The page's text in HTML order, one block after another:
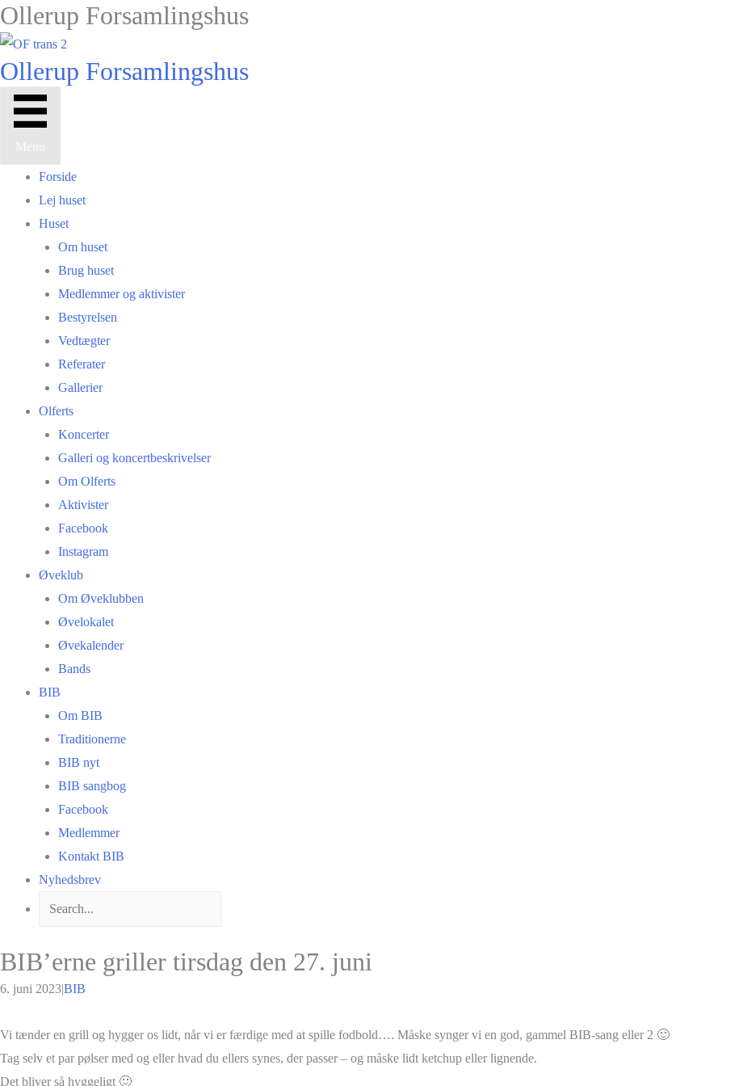
Gå
til
Ollerup Forsamlingshus
Ollerup Forsamlingshus
Menu
Forside
Lej huset
Huset
Om huset
Brug huset
Medlemmer og aktivister
Bestyrelsen
Vedtægter
Referater
Gallerier
Olferts
Koncerter
Galleri og koncertbeskrivelser
Om Olferts
Aktivister
Facebook
Instagram
Øveklub
Om Øveklubben
Øvelokalet
Øvekalender
Bands
BIB
Om BIB
Traditionerne
BIB nyt
BIB sangbog
Facebook
Medlemmer
Kontakt BIB
Nyhedsbrev
BIB’erne griller tirsdag den 27. juni
6. juni 2023|BIB
Vi tænder en grill og hygger os lidt, når vi er færdige med at spille fodbold…. Måske synger vi en god, gammel BIB-sang eller 2 🙂
Tag selv et par pølser med og eller hvad du ellers synes, der passer – og måske lidt ketchup eller lignende.
Det bliver så hyggeligt 🙂